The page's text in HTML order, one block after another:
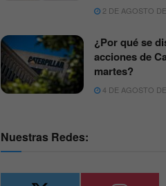
2 DE AGOSTO
¿Por qué se
acciones de
martes?
4 DE AGOSTO
Nuestras Redes: